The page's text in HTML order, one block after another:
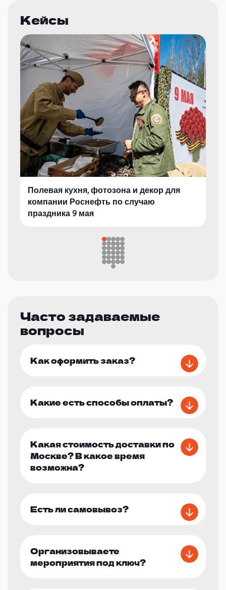
Кейсы
Полевая кухня, фотозона и декор для
компании Роснефть по случаю
праздника 9 мая
Часто задаваемые
вопросы
Как оформить заказ?
Какие есть способы оплаты?
Какая стоимость доставки по
Москве? В какое время
возможна?
Есть ли самовывоз?
Организовываете
мероприятия под ключ?